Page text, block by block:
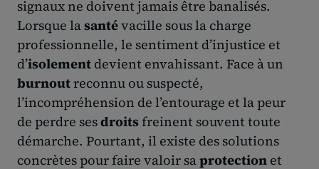
signaux ne doivent jamais être banalisés.
Lorsque lasantévacille sous la charge
professionnelle, le sentiment d’injustice et
d’isolement devient envahissant. Face à un
burnoutreconnu ou suspecté,
l’incompréhension de l’entourage et la peur
de perdre sesdroitsfreinent souvent toute
démarche. Pourtant, il existe des solutions
concrètes pour faire valoir saprotection et